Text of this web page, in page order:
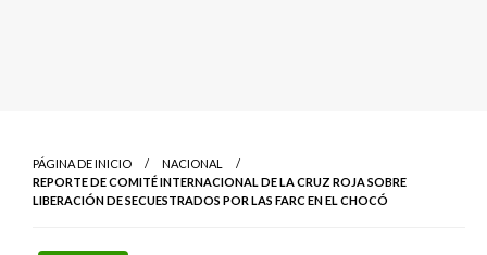
PÁGINA DE INICIO
NACIONAL
REPORTE DE COMITÉ INTERNACIONAL DE LA CRUZ ROJA SOBRE
LIBERACIÓN DE SECUESTRADOS POR LAS FARC EN EL CHOCÓ